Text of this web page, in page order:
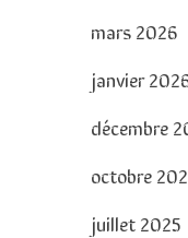
mars 2026
janvier
décembre
octobre
juillet 2025